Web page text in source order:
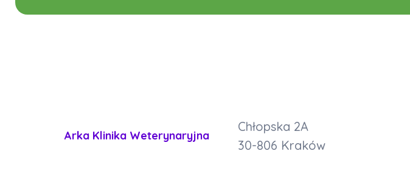
Arka Klinika Weterynaryjna
Chłopska 2A
30-806 Kraków